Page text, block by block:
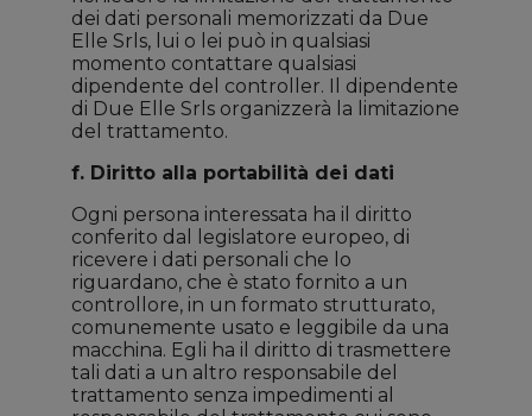
dei dati personali memorizzati da Due
Elle Srls, lui o lei può in qualsiasi
momento contattare qualsiasi
dipendente del controller. Il dipendente
di Due Elle Srls organizzerà la limitazione
del trattamento.
f. Diritto alla portabilità dei dati
Ogni persona interessata ha il diritto
conferito dal legislatore europeo, di
ricevere i dati personali che lo
riguardano, che è stato fornito a un
controllore, in un formato strutturato,
comunemente usato e leggibile da una
macchina. Egli ha il diritto di trasmettere
tali dati a un altro responsabile del
trattamento senza impedimenti al